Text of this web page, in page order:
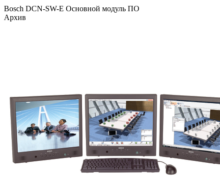
Bosch DCN-SW-E Основной модуль ПО
Архив